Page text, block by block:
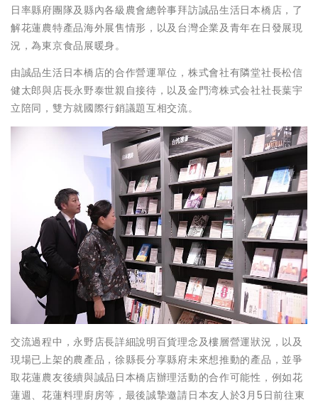
日率縣府團隊及縣內各級農會總幹事拜訪誠品生活日本橋店，了
解花蓮農特產品海外展售情形，以及台灣企業及青年在日發展現
況，為東京食品展暖身。
由誠品生活日本橋店的合作營運單位，株式會社有隣堂社長松信
健太郎與店長永野泰世親自接待，以及金門湾株式会社社長葉宇
立陪同，雙方就國際行銷議題互相交流。
交流過程中，永野店長詳細說明百貨理念及樓層營運狀況，以及
現場已上架的農產品，徐縣長分享縣府未來想推動的產品，並爭
取花蓮農友後續與誠品日本橋店辦理活動的合作可能性，例如花
蓮週、花蓮料理廚房等，最後誠摯邀請日本友人於3月5日前往東